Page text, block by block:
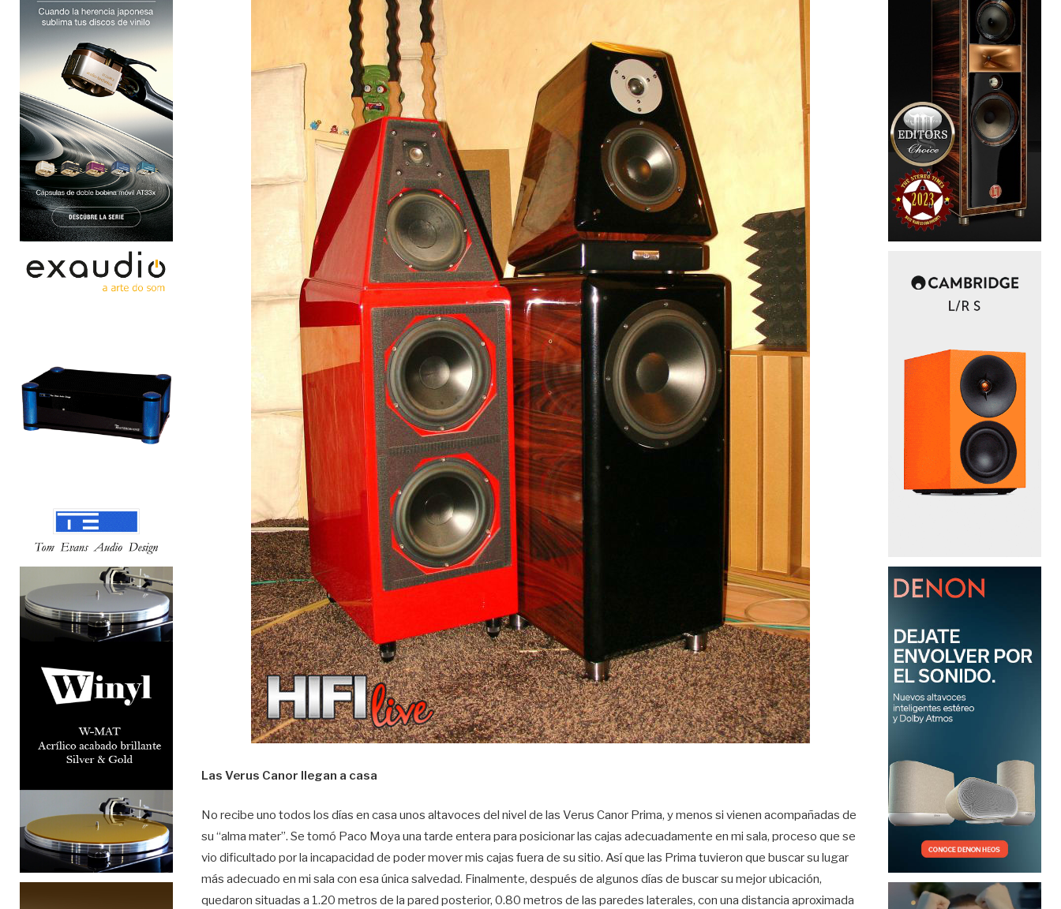
Las Verus Canor llegan a casa
No recibe uno todos los días en casa unos altavoces del nivel de las Verus Canor Prima, y menos si vienen acompañadas de
su “alma mater”. Se tomó Paco Moya una tarde entera para posicionar las cajas adecuadamente en mi sala, proceso que se
vio dificultado por la incapacidad de poder mover mis cajas fuera de su sitio. Así que las Prima tuvieron que buscar su lugar
más adecuado en mi sala con esa única salvedad. Finalmente, después de algunos días de buscar su mejor ubicación,
quedaron situadas a 1.20 metros de la pared posterior, 0.80 metros de las paredes laterales, con una distancia aproximada